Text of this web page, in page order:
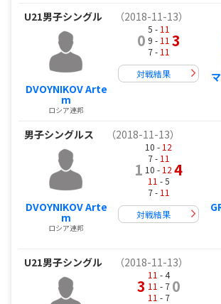
U21男子シングル （2018-11-13）
DVOYNIKOV Arte
m
ロシア連邦
0
5 - 11
9 - 11
7 - 11
3
対戦結果
男子シングルス （2018-11-13）
DVOYNIKOV Arte
m
ロシア連邦
1
10 - 12
7 - 11
10 - 12
11 - 5
7 - 11
4
対戦結果
U21男子シングル （2018-11-13）
3
11 - 4
11 - 7
11 - 7
0